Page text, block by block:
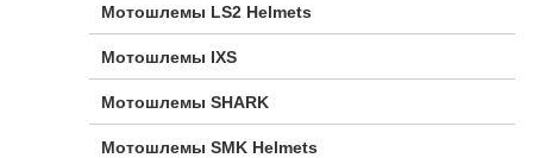
Мотошлемы LS2 Helmets
Мотошлемы IXS
Мотошлемы SHARK
Мотошлемы SMK Helmets